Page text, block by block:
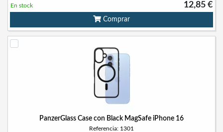
12,85 €
En stock
Comprar
PanzerGlass Case con Black MagSafe iPhone 16
Referencia: 1301